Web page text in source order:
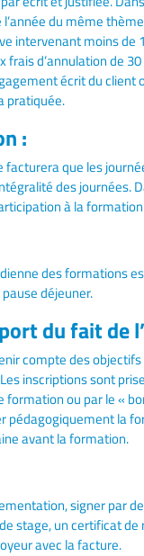
du même
intervenant moins de
d’annulation de
écrit du client
pratiquée.
:
facturera que les
des journées.
à la
des formations
déjeuner.
du fait de
compte des
inscriptions sont
ou par le «
la
avant la formation.
signer par
stage, un certificat
avec la facture.